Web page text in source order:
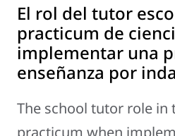
El rol del tutor
practicum de
implementar una
enseñanza por
The school tutor role in
practicum when